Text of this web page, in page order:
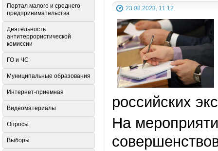
23.08.2023, 11:12
российских
На
Портал малого и среднего
предпринимательства
Деятельность
антитеррористической
комиссии
ГО и ЧС
Муниципальные образования
Интернет-приемная
Видеоматериалы
Опросы
Выборы